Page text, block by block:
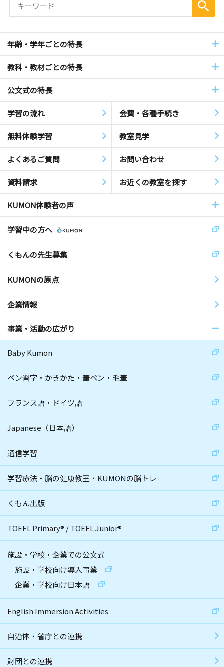
年齢・学年ごとの特長
教科・教材ごとの特長
公文式の特長
学習の流れ 会費・各種手続き
無料体験学習 教室見学
よくあるご質問 お問い合わせ
資料請求 お近くの教室を探す
KUMON体験者の声
学習中の方へ
くもんの先生募集
KUMONの原点
企業情報
事業・活動の広がり
Baby Kumon
ペン習字・かきかた・筆ペン・毛筆
フランス語・ドイツ語
Japanese（日本語）
通信学習
学習療法・脳の健康教室・KUMONの脳トレ
くもん出版
TOEFL Primary® /TOEFL Junior®
施設・学校・企業での公文式
施設・学校向け導入事業
企業・学校向け日本語
English Immersion Activities
自治体・省庁との連携
財団との連携